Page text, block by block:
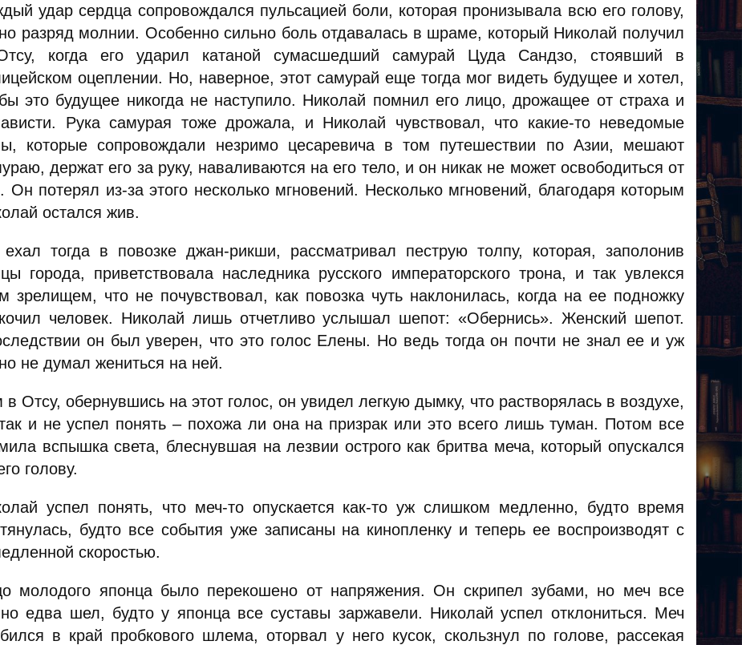
удар сердца сопровождался пульсацией боли, которая пронизывала всю его голову,
разряд молнии. Особенно сильно боль отдавалась в шраме, который Николай получил
когда его ударил катаной сумасшедший самурай Цуда Сандзо, стоявший в
оцеплении. Но, наверное, этот самурай еще тогда мог видеть будущее и хотел,
это будущее никогда не наступило. Николай помнил его лицо, дрожащее от страха и
Рука самурая тоже дрожала, и Николай чувствовал, что какие-то неведомые
которые сопровождали незримо цесаревича в том путешествии по Азии, мешают
держат его за руку, наваливаются на его тело, и он никак не может освободиться от
Он потерял из-за этого несколько мгновений. Несколько мгновений, благодаря которым
остался жив.
тогда в повозке джан-рикши, рассматривал пеструю толпу, которая, заполонив
города, приветствовала наследника русского императорского трона, и так увлекся
зрелищем, что не почувствовал, как повозка чуть наклонилась, когда на ее подножку
человек. Николай лишь отчетливо услышал шепот: «Обернись». Женский шепот.
он был уверен, что это голос Елены. Но ведь тогда он почти не знал ее и уж
не думал жениться на ней.
в Отсу, обернувшись на этот голос, он увидел легкую дымку, что растворялась в воздухе,
и не успел понять – похожа ли она на призрак или это всего лишь туман. Потом все
вспышка света, блеснувшая на лезвии острого как бритва меча, который опускался
голову.
успел понять, что меч-то опускается как-то уж слишком медленно, будто время
будто все события уже записаны на кинопленку и теперь ее воспроизводят с
скоростью.
молодого японца было перекошено от напряжения. Он скрипел зубами, но меч все
едва шел, будто у японца все суставы заржавели. Николай успел отклониться. Меч
в край пробкового шлема, оторвал у него кусок, скользнул по голове, рассекая